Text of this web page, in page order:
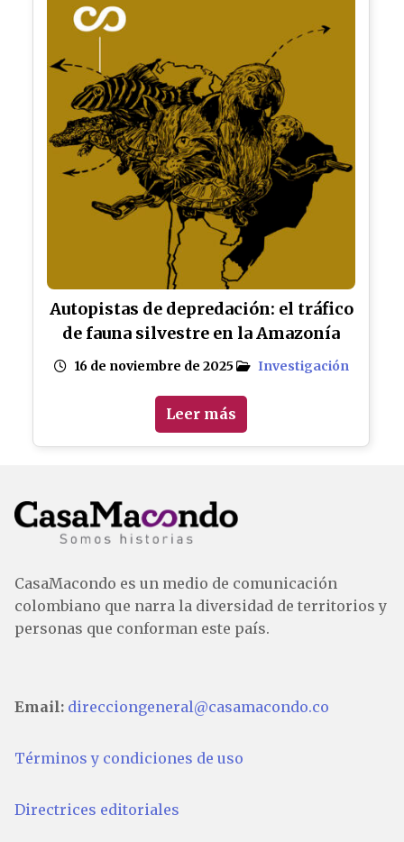
Autopistas de depredación: el tráfico
de fauna silvestre en la Amazonía
16 de noviembre de 2025 Investigación
Leer más
CasaMacondo es un medio de comunicación
colombiano que narra la diversidad de territorios y
personas que conforman este país.
Email: direcciongeneral@casamacondo.co
Términos y condiciones de uso
Directrices editoriales